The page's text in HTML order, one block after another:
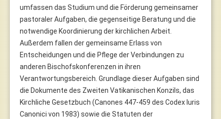
umfassen das Studium und die Förderung gemeinsamer
pastoraler Aufgaben, die gegenseitige Beratung und die
notwendige Koordinierung der kirchlichen Arbeit.
Außerdem fallen der gemeinsame Erlass von
Entscheidungen und die Pflege der Verbindungen zu
anderen Bischofskonferenzen in ihren
Verantwortungsbereich. Grundlage dieser Aufgaben sind
die Dokumente des Zweiten Vatikanischen Konzils, das
Kirchliche Gesetzbuch (Canones 447-459 des Codex Iuris
Canonici von 1983) sowie die Statuten der